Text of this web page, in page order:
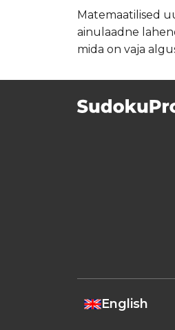
Matemaatilised
ainulaadne
mida on vaja
English